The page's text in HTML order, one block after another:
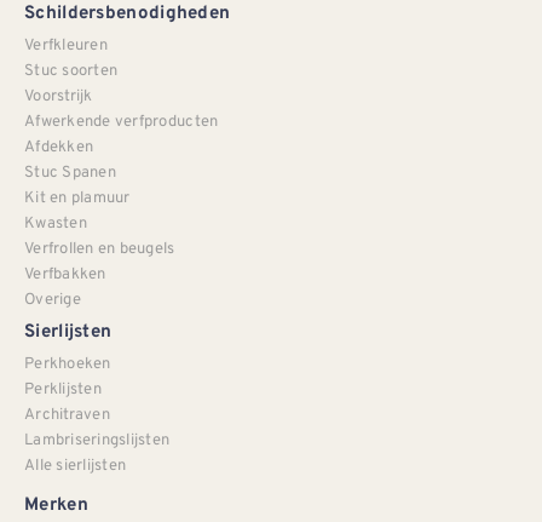
Schildersbenodigheden
Verfkleuren
Stuc soorten
Voorstrijk
Afwerkende verfproducten
Afdekken
Stuc Spanen
Kit en plamuur
Kwasten
Verfrollen en beugels
Verfbakken
Overige
Sierlijsten
Perkhoeken
Perklijsten
Architraven
Lambriseringslijsten
Alle sierlijsten
Merken